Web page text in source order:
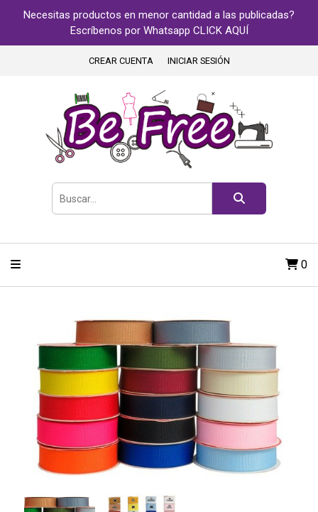
Necesitas productos en menor cantidad a las publicadas?
Escríbenos por Whatsapp CLICK AQUÍ
CREAR CUENTA INICIAR SESIÓN
0